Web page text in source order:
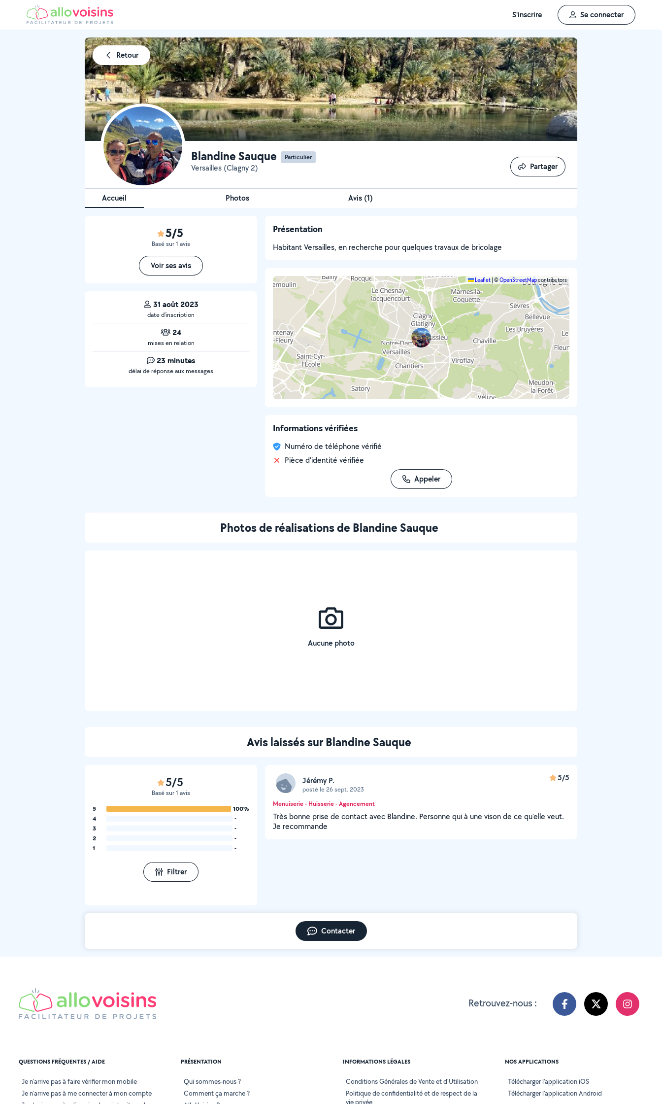
S'inscrire Se connecter
Retour
Blandine Sauque Particulier
Versailles (Clagny 2) Partager
Partager
Accueil Photos Avis (1)
5/5
Basé sur 1 avis
Voir ses avis
31 août 2023
date d’inscription
24
mises en relation
23 minutes
délai de réponse aux messages
Présentation
Habitant Versailles, en recherche pour quelques travaux de bricolage
Leaflet ©OpenStreetMapcontributors
Informations vérifiées
Numéro de téléphone vérifié
Pièce d'identité vérifiée
Appeler
Photos de réalisations de Blandine Sauque
Aucune photo
Avis laissés sur Blandine Sauque
5/5
Basé sur 1 avis
5
100%
4
-
3
-
2
-
1
-
Filtrer
Jérémy P.
posté le 26 sept. 2023
5/5
Menuiserie - Huisserie - Agencement
Très bonne prise de contact avec Blandine. Personne qui à une vison de ce qu'elle veut.
Je recommande
Contacter
Retrouvez-nous :
QUESTIONS FRÉQUENTES / AIDE
Je n'arrive pas à faire vérifier mon mobile
Je n'arrive pas à me connecter à mon compte
PRÉSENTATION
Qui sommes-nous ?
Comment ça marche ?
INFORMATIONS LÉGALES
Conditions Générales de Vente et d'Utilisation
Politique de confidentialité et de respect de la
vie privée
NOS APPLICATIONS
Télécharger l’application iOS
Télécharger l’application Android